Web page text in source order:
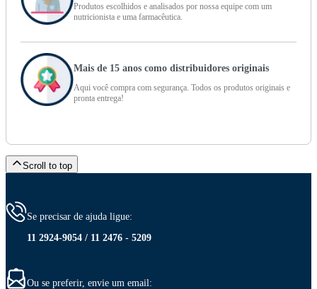
Produtos escolhidos e analisados por nossa equipe com um
nutricionista e uma farmacêutica.
Mais de 15 anos como distribuidores originais
Aqui você compra com segurança. Todos os produtos originais e
pronta entrega!
Scroll to top
Se precisar de ajuda ligue:
11 2924-9054 / 11 2476 - 5209
Ou se preferir, envie um email: